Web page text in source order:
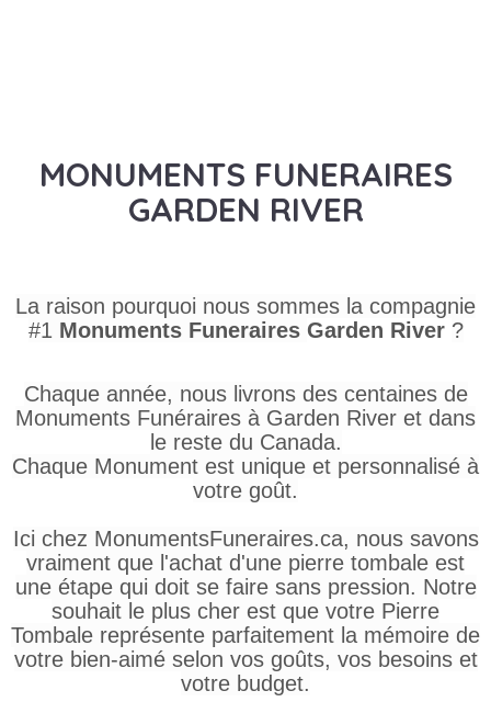
MONUMENTS FUNERAIRES
GARDEN RIVER
La raison pourquoi nous sommes la compagnie
#1 Monuments Funeraires Garden River ?
Chaque année, nous livrons des centaines de
Monuments Funéraires à Garden River et dans
le reste du Canada.
Chaque Monument est unique et personnalisé à
votre goût.
Ici chez MonumentsFuneraires.ca, nous savons
vraiment que l'achat d'une pierre tombale est
une étape qui doit se faire sans pression. Notre
souhait le plus cher est que votre Pierre
Tombale représente parfaitement la mémoire de
votre bien-aimé selon vos goûts, vos besoins et
votre budget.